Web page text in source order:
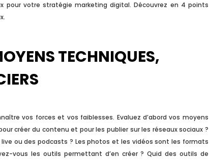
?
pour votre stratégie marketing digital. Découvrez en 4 points
TECHNIQUES,
vos forces et vos faiblesses. Evaluez d’abord vos moyens
créer du contenu et pour les publier sur les réseaux sociaux ?
ou des podcasts ? Les photos et les vidéos sont les formats
vous les outils permettant d’en créer ? Quid des outils de